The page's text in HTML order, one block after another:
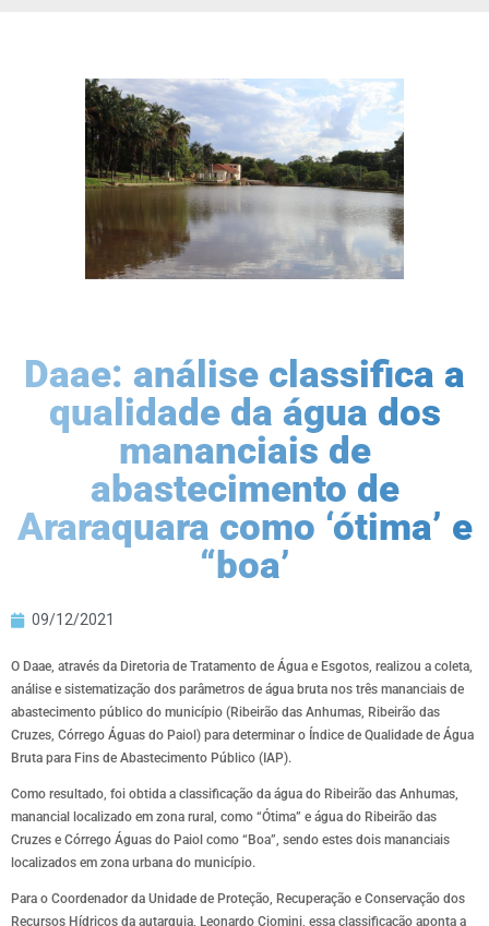
Daae: análise classifica a
qualidade da água dos
mananciais de
abastecimento de
Araraquara como ‘ótima’ e
“boa’
09/12/2021
O Daae, através da Diretoria de Tratamento de Água e Esgotos, realizou a coleta,
análise e sistematização dos parâmetros de água bruta nos três mananciais de
abastecimento público do município (Ribeirão das Anhumas, Ribeirão das
Cruzes, Córrego Águas do Paiol) para determinar o Índice de Qualidade de Água
Bruta para Fins de Abastecimento Público (IAP).
Como resultado, foi obtida a classificação da água do Ribeirão das Anhumas,
manancial localizado em zona rural, como “Ótima” e água do Ribeirão das
Cruzes e Córrego Águas do Paiol como “Boa”, sendo estes dois mananciais
localizados em zona urbana do município.
Para o Coordenador da Unidade de Proteção, Recuperação e Conservação dos
Recursos Hídricos da autarquia, Leonardo Ciomini, essa classificação aponta a